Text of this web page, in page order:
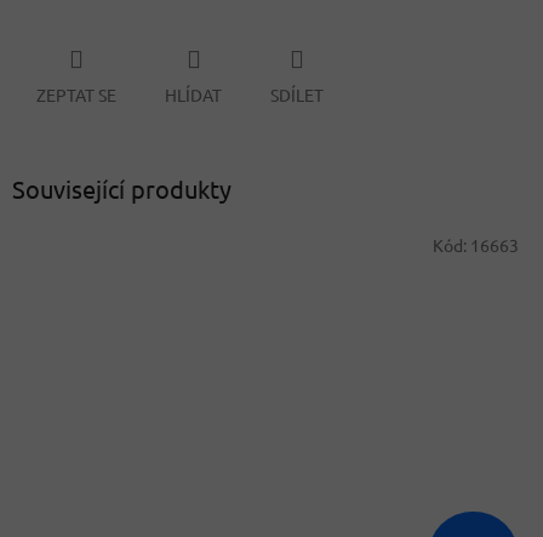
ZEPTAT SE HLÍDAT SDÍLET
Související produkty
Kód: 16663